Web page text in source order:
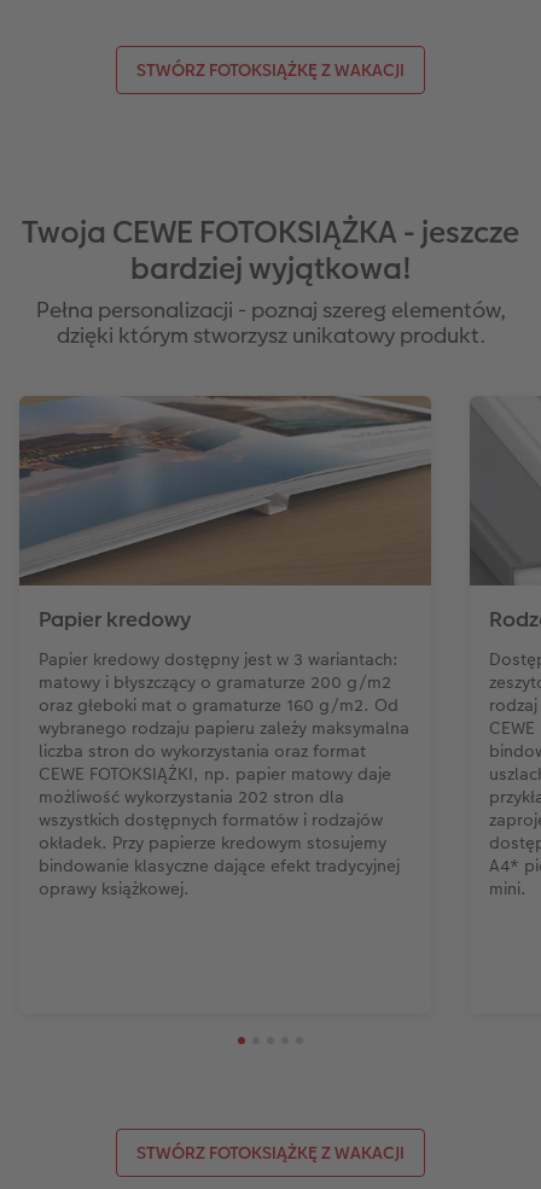
STWÓRZ FOTOKSIĄŻKĘ Z WAKACJI
Twoja CEWE FOTOKSIĄŻKA - jeszcze
bardziej wyjątkowa!
Pełna personalizacji - poznaj szereg elementów,
dzięki którym stworzysz unikatowy produkt.
Papier kredowy
Papier kredowy dostępny jest w 3 wariantach:
matowy i błyszczący o gramaturze 200 g/m2
oraz głeboki mat o gramaturze 160 g/m2. Od
wybranego rodzaju papieru zależy maksymalna
liczba stron do wykorzystania oraz format
CEWE FOTOKSIĄŻKI, np. papier matowy daje
możliwość wykorzystania 202 stron dla
wszystkich dostępnych formatów i rodzajów
okładek. Przy papierze kredowym stosujemy
bindowanie klasyczne dające efekt tradycyjnej
oprawy książkowej.
A4*
mini.
STWÓRZ FOTOKSIĄŻKĘ Z WAKACJI